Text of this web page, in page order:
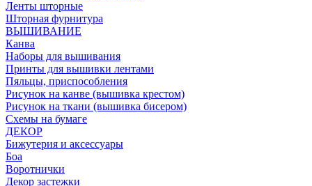
Ленты шторные
Шторная фурнитура
ВЫШИВАНИЕ
Канва
Наборы для вышивания
Принты для вышивки лентами
Пяльцы, приспособления
Рисунок на канве (вышивка крестом)
Рисунок на ткани (вышивка бисером)
Схемы на бумаге
ДЕКОР
Бижутерия и аксессуары
Боа
Воротнички
Декор застежки